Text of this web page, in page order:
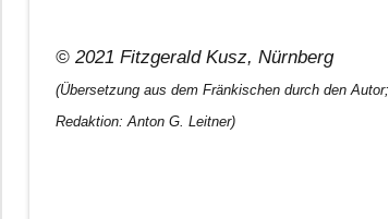
© 2021 Fitzgerald Kusz, Nürnberg
(Übersetzung aus dem Fränkischen durch den Autor;
Redaktion: Anton G. Leitner)